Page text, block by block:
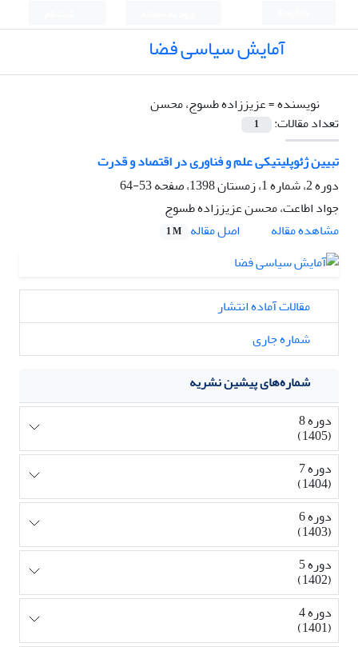
آمایش سیاسی فضا
نویسنده =عزیززاده طسوج، محسن
تعداد مقالات:
1
تبیین ژئوپلیتیکی علم و فناوری در اقتصاد و قدرت
دوره 2، شماره 1، زمستان 1398، صفحه
53-64
جواد اطاعت، محسن عزیززاده طسوج
مشاهده مقاله
اصل مقاله 1 M
مقالات آماده انتشار
شماره جاری
شماره‌های پیشین نشریه
دوره 8
(1405)
دوره 7
(1404)
دوره 6
(1403)
دوره 5
(1402)
دوره 4
(1401)